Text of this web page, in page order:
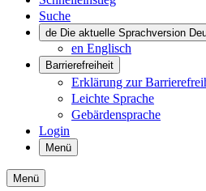
Suche
de Die aktuelle Sprachversion
en Englisch
Barrierefreiheit
Erklärung zur
Leichte Sprache
Gebärdensprache
Login
Menü
Menü